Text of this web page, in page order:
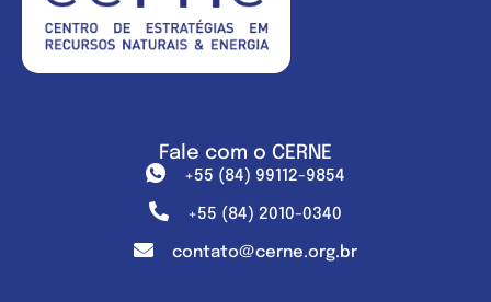
Fale com o CERNE
+55 (84) 99112-9854
+55 (84) 2010-0340
contato@cerne.org.br